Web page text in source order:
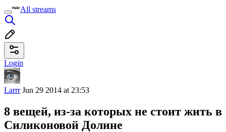
All streams
Login
LarrrJun 29 2014 at 23:53
8 вещей, из-за которых не стоит жить в
Силиконовой Долине